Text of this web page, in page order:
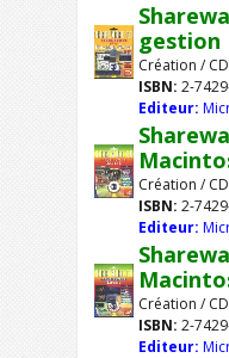
gestion
Création /
ISBN: 2-
Editeur:
Création /
ISBN: 2-
Editeur:
Création /
ISBN: 2-
Editeur: